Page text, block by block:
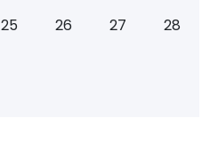
25 26 27
28